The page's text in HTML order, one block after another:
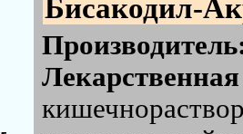
Бисакодил-